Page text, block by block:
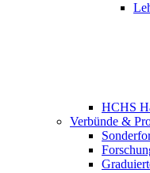
HCHS
Verbünde &